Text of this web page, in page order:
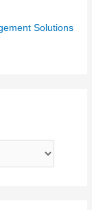
Solutions